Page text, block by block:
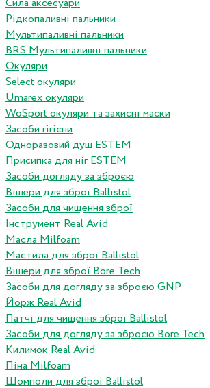
Сила аксесуари
Рідкопаливні пальники
Мультипаливні пальники
BRS Мультипаливні пальники
Окуляри
Select окуляри
Umarex окуляри
WoSport окуляри та захисні маски
Засоби гігієни
Одноразовий душ ESTEM
Присипка для ніг ESTEM
Засоби догляду за зброєю
Вішери для зброї Ballistol
Засоби для чищення зброї
Інструмент Real Avid
Масла Milfoam
Мастила для зброї Ballistol
Вішери для зброї Bore Tech
Засоби для догляду за зброєю GNP
Йорж Real Avid
Патчі для чищення зброї Ballistol
Засоби для догляду за зброєю Bore Tech
Килимок Real Avid
Піна Milfoam
Шомполи для зброї Ballistol